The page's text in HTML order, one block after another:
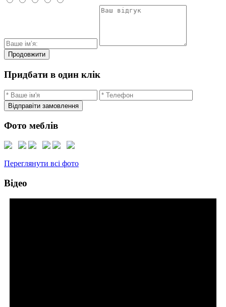
Продовжити
Придбати в один клік
Відправіти замовлення
Фото меблів
Переглянути всі фото
Відео